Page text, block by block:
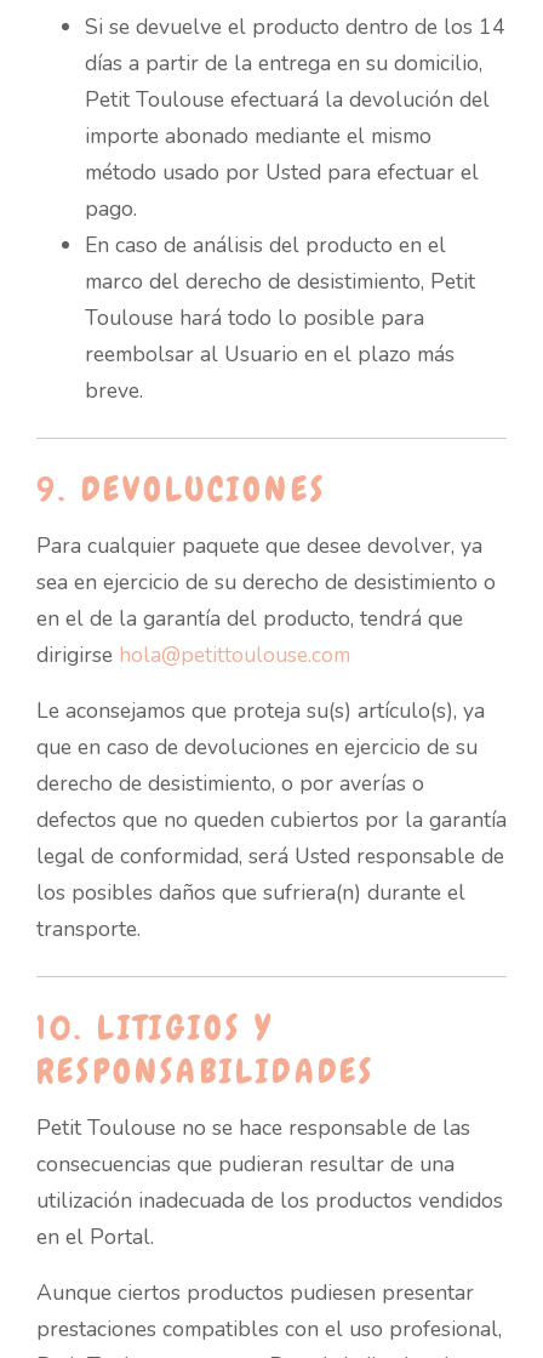
Si se devuelve el producto dentro de los 14
días a partir de la entrega en su domicilio,
Petit Toulouse efectuará la devolución del
importe abonado mediante el mismo
método usado por Usted para efectuar el
pago.
En caso de análisis del producto en el
marco del derecho de desistimiento, Petit
Toulouse hará todo lo posible para
reembolsar al Usuario en el plazo más
breve.
9. DEVOLUCIONES
Para cualquier paquete que desee devolver, ya
sea en ejercicio de su derecho de desistimiento o
en el de la garantía del producto, tendrá que
dirigirse hola@petittoulouse.com
Le aconsejamos que proteja su(s) artículo(s), ya
que en caso de devoluciones en ejercicio de su
derecho de desistimiento, o por averías o
defectos que no queden cubiertos por la garantía
legal de conformidad, será Usted responsable de
los posibles daños que sufriera(n) durante el
transporte.
10. LITIGIOS Y
RESPONSABILIDADES
Petit Toulouse no se hace responsable de las
consecuencias que pudieran resultar de una
utilización inadecuada de los productos vendidos
en el Portal.
Aunque ciertos productos pudiesen presentar
prestaciones compatibles con el uso profesional,